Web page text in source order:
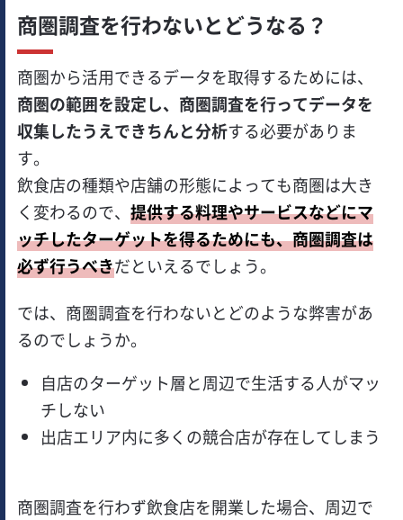
商圏調査を行わないとどうなる？
商圏から活用できるデータを取得するためには、
商圏の範囲を設定し、商圏調査を行ってデータを
収集したうえできちんと分析する必要がありま
す。
飲食店の種類や店舗の形態によっても商圏は大き
く変わるので、提供する料理やサービスなどにマ
ッチしたターゲットを得るためにも、商圏調査は
必ず行うべきだといえるでしょう。
では、商圏調査を行わないとどのような弊害があ
るのでしょうか。
自店のターゲット層と周辺で生活する人がマッ
チしない
出店エリア内に多くの競合店が存在してしまう
商圏調査を行わず飲食店を開業した場合、周辺で